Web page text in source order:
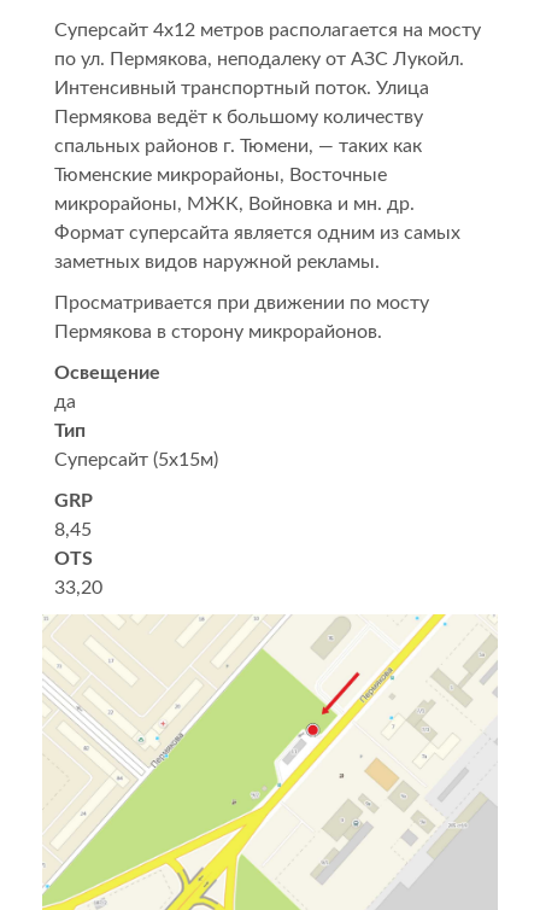
Суперсайт 4х12 метров располагается на мосту
по ул. Пермякова, неподалеку от АЗС Лукойл.
Интенсивный транспортный поток. Улица
Пермякова ведёт к большому количеству
спальных районов г. Тюмени, — таких как
Тюменские микрорайоны, Восточные
микрорайоны, МЖК, Войновка и мн. др.
Формат суперсайта является одним из самых
заметных видов наружной рекламы.
Просматривается при движении по мосту
Пермякова в сторону микрорайонов.
Освещение
да
Тип
Суперсайт (5х15м)
GRP
8,45
OTS
33,20